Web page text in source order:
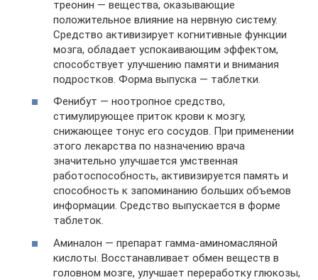
треонин — вещества, оказывающие
положительное влияние на нервную систему.
Средство активизирует когнитивные функции
мозга, обладает успокаивающим эффектом,
способствует улучшению памяти и внимания
подростков. Форма выпуска — таблетки.
Фенибут — ноотропное средство,
стимулирующее приток крови к мозгу,
снижающее тонус его сосудов. При применении
этого лекарства по назначению врача
значительно улучшается умственная
работоспособность, активизируется память и
способность к запоминанию больших объемов
информации. Средство выпускается в форме
таблеток.
Аминалон — препарат гамма-аминомасляной
кислоты. Восстанавливает обмен веществ в
головном мозге, улучшает переработку глюкозы,